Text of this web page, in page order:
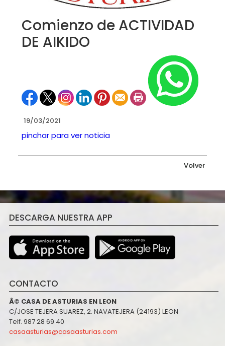
Comienzo de ACTIVIDAD
DE AIKIDO
19/03/2021
pinchar para ver noticia
Volver
DESCARGA NUESTRA APP
CONTACTO
Â© CASA DE ASTURIAS EN LEON
C/JOSE TEJERA SUAREZ, 2. NAVATEJERA (24193) LEON
Telf. 987 28 69 40
casaasturias@casaasturias.com